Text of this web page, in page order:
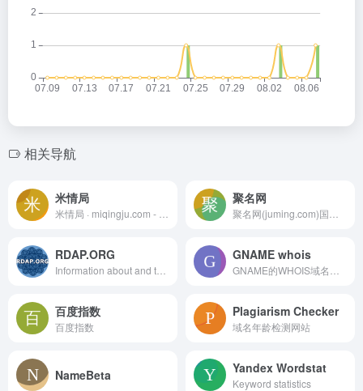
相关导航
米情局 聚名网
RDAP.ORG GNAME whois
百度指数
百度指数
Plagiarism Checker
域名年龄检测网站
NameBeta Yandex Wordstat
Keyword statistics